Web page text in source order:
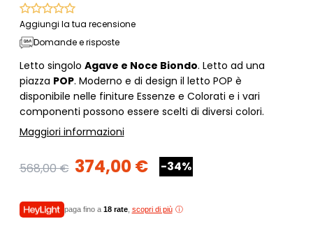
Aggiungi la tua recensione
Domande e risposte
Letto singolo Agave e Noce Biondo. Letto ad una
piazza POP. Moderno e di design il letto POP è
disponibile nelle finiture Essenze e Colorati e i vari
componenti possono essere scelti di diversi colori.
Maggiori informazioni
568,00 € 374,00 € -34%
paga fino a 18 rate, scopri di più